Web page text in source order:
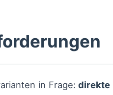
in Frage:direkte